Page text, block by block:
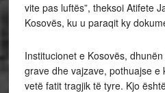
vite pas luftës”, theksoi Atifete
Kosovës, ku u paraqit ky
Institucionet e Kosovës,
grave dhe vajzave, pothuajse
vetë fatit tragjik të tyre. Kjo